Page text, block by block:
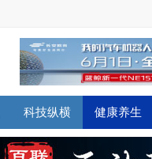
科技纵横 健康养生